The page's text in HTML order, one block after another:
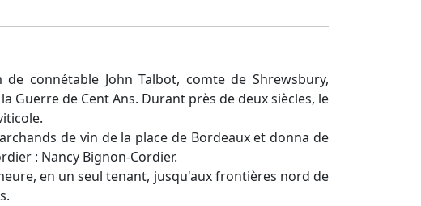
connétable John Talbot, comte de Shrewsbury,
Guerre de Cent Ans. Durant près de deux siècles, le
de vin de la place de Bordeaux et donna de
: Nancy Bignon-Cordier.
en un seul tenant, jusqu'aux frontières nord de